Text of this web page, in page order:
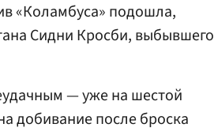
«Коламбуса» подошла,
Сидни Кросби, выбывшего
— уже на шестой
добивание после броска